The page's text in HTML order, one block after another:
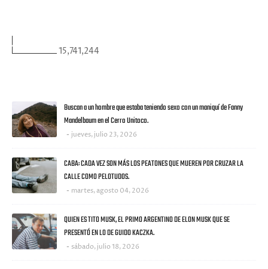
15,741,244
Buscan a un hombre que estaba teniendo sexo con un maniquí de Fanny
Mandelbaum en el Cerro Unitoco.
jueves, julio 23, 2026
CABA: CADA VEZ SON MÁS LOS PEATONES QUE MUEREN POR CRUZAR LA
CALLE COMO PELOTUDOS.
martes, agosto 04, 2026
QUIEN ES TITO MUSK, EL PRIMO ARGENTINO DE ELON MUSK QUE SE
PRESENTÓ EN LO DE GUIDO KACZKA.
sábado, julio 18, 2026